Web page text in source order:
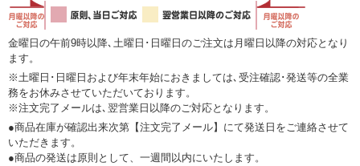
金曜日の午前9時以降､土曜日･日曜日のご注文は月曜日以降の対応となり
ます。
※土曜日･日曜日および年末年始におきましては､受注確認･発送等の全業
務をお休みさせていただいております。
※注文完了メールは､翌営業日以降のご対応となります。
●商品在庫が確認出来次第【注文完了メール】にて発送日をご連絡させて
いただきます。
●商品の発送は原則として、一週間以内にいたします。